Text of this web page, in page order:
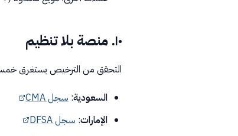
١٠. منصة بلا تنظيم
التحقق من الترخيص يستغرق
السعودية: سجل CMA
الإمارات: سجل DFSA